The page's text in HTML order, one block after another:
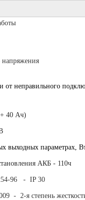
от неправильного
40 Ач)
выходных параметрах,
АКБ - 110ч
96 - IP 30
- 2-я степень